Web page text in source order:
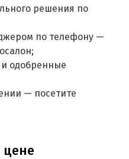
решения по
по телефону —
одобренные
— посетите